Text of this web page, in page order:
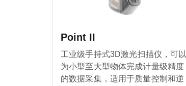
Point II
工业级手持式3D激光扫描仪，可以
为小型至大型物体完成计量级精度
的数据采集，适用于质量控制和逆